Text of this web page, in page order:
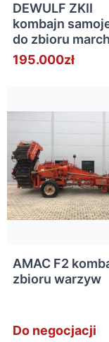
DEWULF ZKII
kombajn
do zbioru
195.000zł
AMAC F2
zbioru warzyw
Do negocjacji